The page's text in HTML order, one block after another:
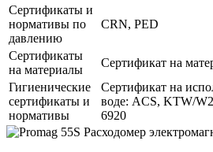
Сертификаты и
нормативы по
давлению
CRN, PED
Сертификаты
на материалы
Сертификат на
Гигиенические
сертификаты и
нормативы
Сертификат на
воде: ACS, KTW/
6920